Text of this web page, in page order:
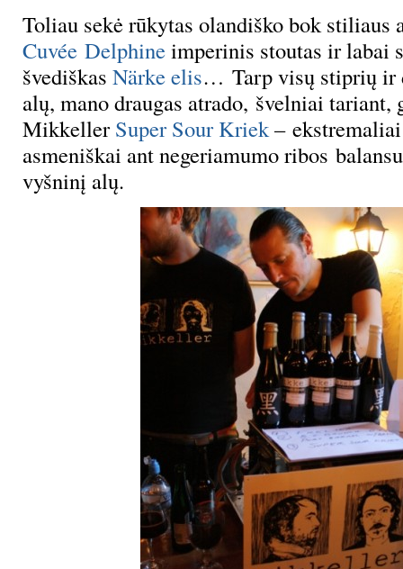
Toliau sekė rūkytas olandiško bok stiliaus
Cuvée Delphineimperinis stoutas ir labai
švediškas Närke elis… Tarp visų stiprių ir
alų, mano draugas atrado, švelniai tariant,
MikkellerSuper Sour Kriek–
asmeniškai ant negeriamumo ribos
vyšninį alų.